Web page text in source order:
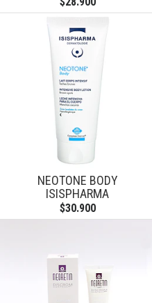
NEOTONE BODY
ISISPHARMA
$30.900